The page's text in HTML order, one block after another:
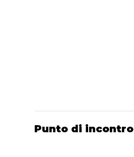
Punto di incontro